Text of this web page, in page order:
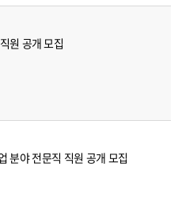
원 공개 모집
분야 전문직 직원 공개 모집